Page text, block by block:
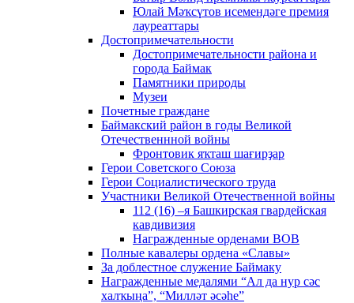
Юлай Мәҡсүтов исемендәге премия
лауреаттары
Достопримечательности
Достопримечательности района и
города Баймак
Памятники природы
Музеи
Почетные граждане
Баймакский район в годы Великой
Отечественнной войны
Фронтовик яҡташ шағирҙар
Герои Советского Союза
Герои Социалистического труда
Участники Великой Отечественной войны
112 (16) –я Башкирская гвардейская
кавдивизия
Награжденные орденами ВОВ
Полные кавалеры ордена «Славы»
За доблестное служение Баймаку
Награжденные медалями “Ал да нур сәс
халҡыңа”, “Милләт әсәһе”